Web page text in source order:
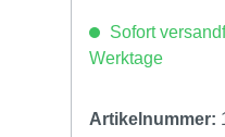
Sofort
Werktage
Artikelnummer: